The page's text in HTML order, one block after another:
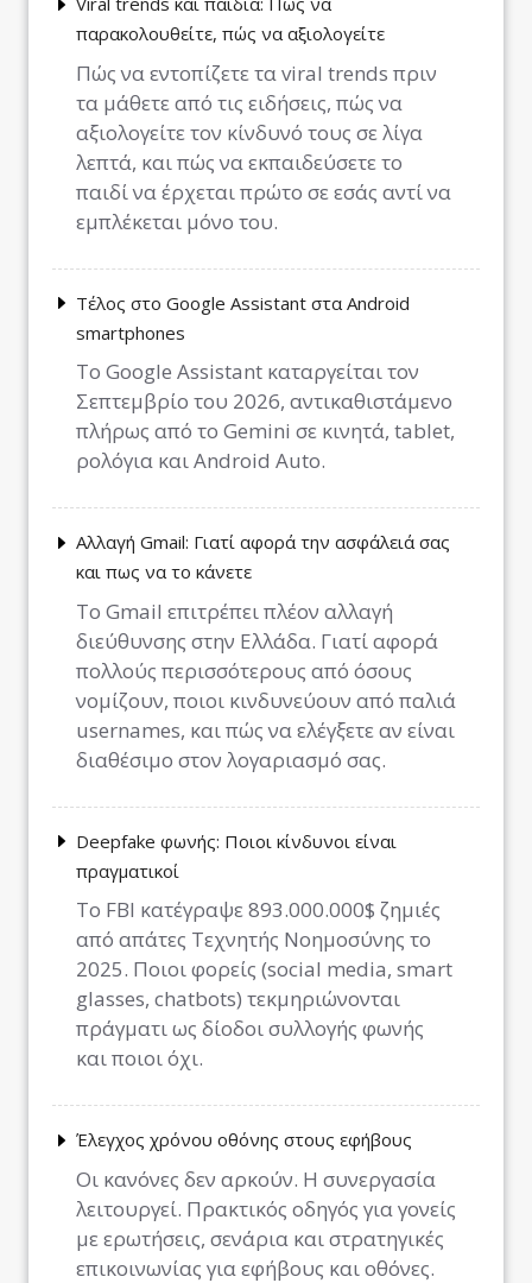
παρακολουθείτε, πώς να αξιολογείτε
Πώς να εντοπίζετε τα viral trends πριν
τα μάθετε από τις ειδήσεις, πώς να
αξιολογείτε τον κίνδυνό τους σε λίγα
λεπτά, και πώς να εκπαιδεύσετε το
παιδί να έρχεται πρώτο σε εσάς αντί να
εμπλέκεται μόνο του.
Τέλος στο Google Assistant στα Android
smartphones
Το Google Assistant καταργείται τον
Σεπτεμβρίο του 2026, αντικαθιστάμενο
πλήρως από το Gemini σε κινητά, tablet,
ρολόγια και Android Auto.
Αλλαγή Gmail: Γιατί αφορά την ασφάλειά σας
και πως να το κάνετε
Το Gmail επιτρέπει πλέον αλλαγή
διεύθυνσης στην Ελλάδα. Γιατί αφορά
πολλούς περισσότερους από όσους
νομίζουν, ποιοι κινδυνεύουν από παλιά
usernames, και πώς να ελέγξετε αν είναι
διαθέσιμο στον λογαριασμό σας.
Deepfake φωνής: Ποιοι κίνδυνοι είναι
πραγματικοί
Το FBI κατέγραψε 893.000.000$ ζημιές
από απάτες Τεχνητής Νοημοσύνης το
2025. Ποιοι φορείς (social media, smart
glasses, chatbots) τεκμηριώνονται
πράγματι ως δίοδοι συλλογής φωνής
και ποιοι όχι.
Έλεγχος χρόνου οθόνης στους εφήβους
Οι κανόνες δεν αρκούν. Η συνεργασία
λειτουργεί. Πρακτικός οδηγός για γονείς
με ερωτήσεις, σενάρια και στρατηγικές
επικοινωνίας για εφήβους και οθόνες.